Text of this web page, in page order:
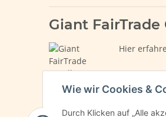
Giant FairTrade
Hier
Wie wir Cookies &
Durch Klicken auf „Alle